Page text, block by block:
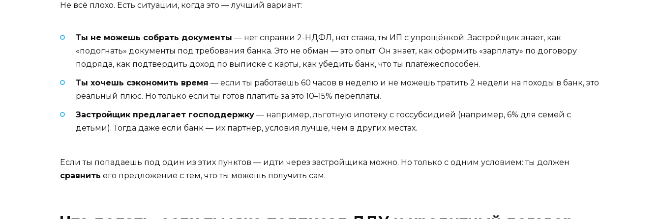
Не всё плохо. Есть ситуации, когда это — лучший вариант:
Ты не можешь собрать документы — нет справки 2-НДФЛ, нет стажа, ты ИП с упрощёнкой. Застройщик знает, как
«подогнать» документы под требования банка. Это не обман — это опыт. Он знает, как оформить «зарплату» по договору
подряда, как подтвердить доход по выписке с карты, как убедить банк, что ты платёжеспособен.
Ты хочешь сэкономить время — если ты работаешь 60 часов в неделю и не можешь тратить 2 недели на походы в банк, это
реальный плюс. Но только если ты готов платить за это 10–15% переплаты.
Застройщик предлагает господдержку — например, льготную ипотеку с госсубсидией (например, 6% для семей с
детьми). Тогда даже если банк — их партнёр, условия лучше, чем в других местах.
Если ты попадаешь под один из этих пунктов — идти через застройщика можно. Но только с одним условием: ты должен
сравнить его предложение с тем, что ты можешь получить сам.